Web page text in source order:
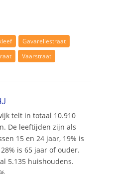
Gavarellestraat
Vaarstraat
telt in totaal 10.910
De leeftijden zijn als
15 en 24 jaar, 19% is
is 65 jaar of ouder.
5.135 huishoudens.